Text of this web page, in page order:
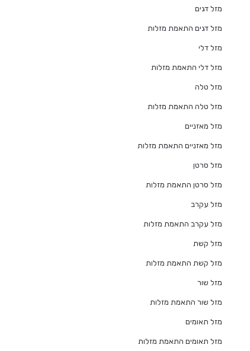
מזל דגים
מזל דגים התאמת מזלות
מזל דלי
מזל דלי התאמת מזלות
מזל טלה
מזל טלה התאמת מזלות
מזל מאזניים
מזל מאזניים התאמת מזלות
מזל סרטן
מזל סרטן התאמת מזלות
מזל עקרב
מזל עקרב התאמת מזלות
מזל קשת
מזל קשת התאמת מזלות
מזל שור
מזל שור התאמת מזלות
מזל תאומים
מזל תאומים התאמת מזלות